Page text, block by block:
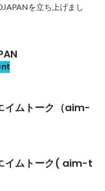
を立ち上げまし
イムトーク（aim-
イムトーク( aim-t